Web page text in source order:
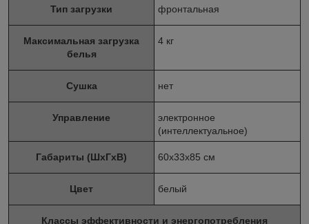
Тип загрузки фронтальная
Максимальная загрузка
белья
4 кг
Сушка нет
Управление
электронное
(интеллектуальное)
Габариты (ШxГxВ) 60x33x85 см
Цвет белый
Классы эффективности и энергопотребления